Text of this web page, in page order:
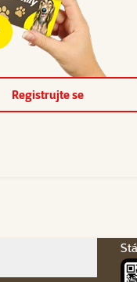
Registrujte se